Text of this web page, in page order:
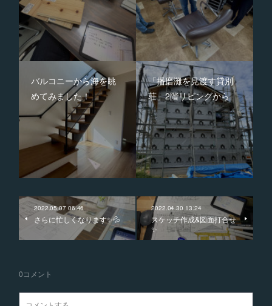
バルコニーから海を眺
めてみました！
「播磨灘を見渡す貸別
荘」2階リビングから
2022.05.07 06:46
さらに忙しくなります✨💦
2022.04.30 13:24
スケッチ作成&図面打合せ
✨
0コメント